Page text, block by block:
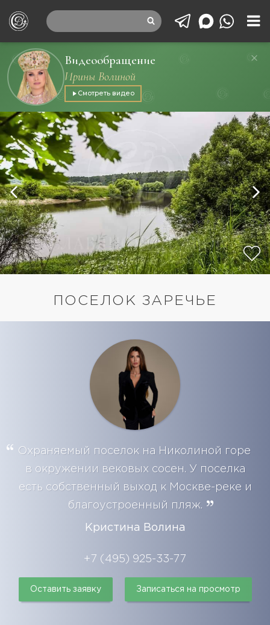
Видеообращение
Ирины Волиной
Смотреть видео
ПОСЕЛОК ЗАРЕЧЬЕ
Охраняемый поселок на Николиной горе
в окружении вековых сосен. У поселка
есть собственный выход к Москве-реке и
благоустроенный пляж.
Кристина Волина
+7 (495) 925-33-77
Оставить заявку Записаться на просмотр